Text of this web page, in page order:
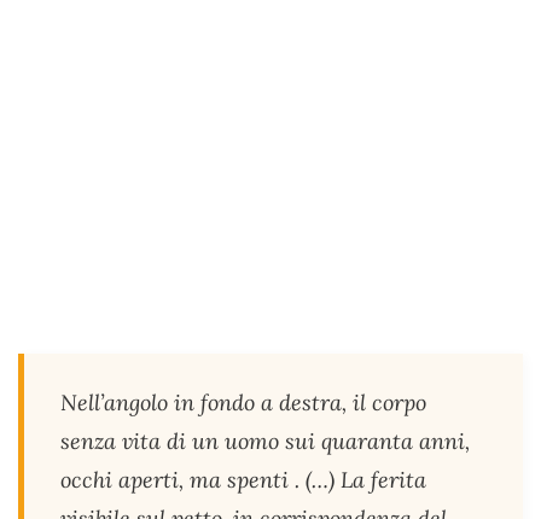
Nell’angolo in fondo a destra, il corpo
senza vita di un uomo sui quaranta anni,
occhi aperti, ma spenti . (…) La ferita